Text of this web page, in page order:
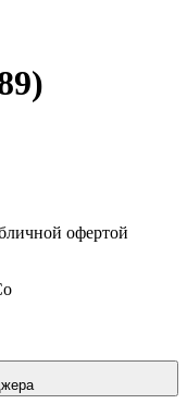
офертой